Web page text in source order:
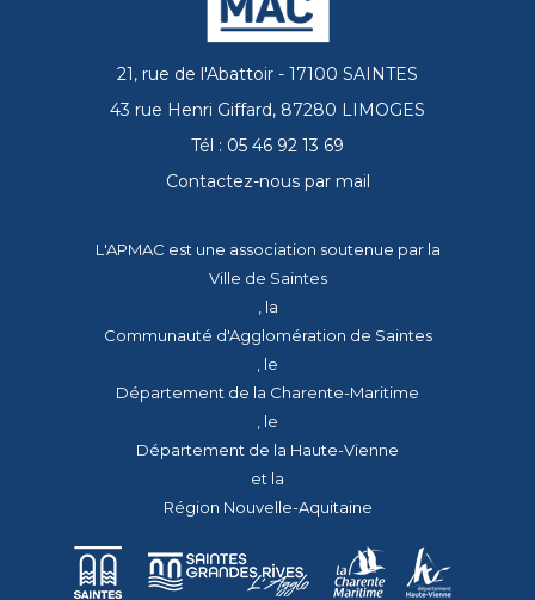
21, rue de l'Abattoir - 17100 SAINTES
43 rue Henri Giffard, 87280 LIMOGES
Tél : 05 46 92 13 69
Contactez-nous par mail
L'APMAC est une association soutenue par la
Ville de Saintes
, la
Communauté d'Agglomération de Saintes
, le
Département de la Charente-Maritime
, le
Département de la Haute-Vienne
et la
Région Nouvelle-Aquitaine